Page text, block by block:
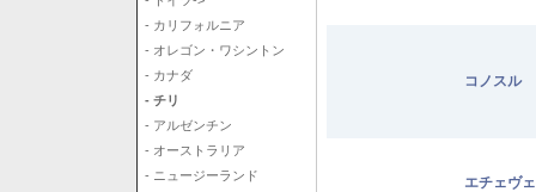
- カリフォルニア
- オレゴン・ワシントン
- カナダ
- チリ
- アルゼンチン
- オーストラリア
- ニュージーランド
コノスル
エチェヴ